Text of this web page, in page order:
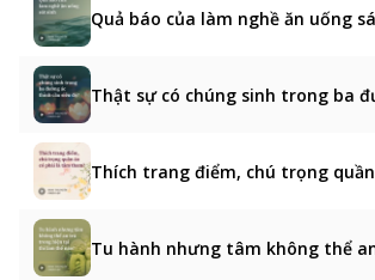
Quả báo của làm nghề ăn uống